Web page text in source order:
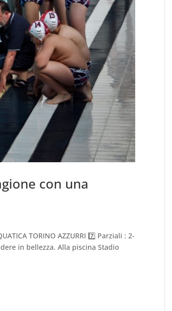
con una
TORINO AZZURRI 7️⃣ Parziali : 2-
in bellezza. Alla piscina Stadio